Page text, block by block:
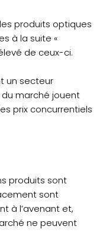
produits optiques
à la suite «
de ceux-ci.
un secteur
marché jouent
prix concurrentiels
produits sont
sont
à l’avenant et,
ne peuvent